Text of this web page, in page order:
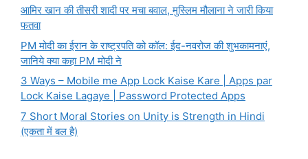
आमिर खान की तीसरी शादी पर मचा बवाल, मुस्लिम मौलाना ने जारी किया
फतवा
PM मोदी का ईरान के राष्ट्रपति को कॉल: ईद-नवरोज की शुभकामनाएं,
जानिये क्या कहा PM मोदी ने
3 Ways – Mobile me App Lock Kaise Kare | Apps par
Lock Kaise Lagaye | Password Protected Apps
7 Short Moral Stories on Unity is Strength in Hindi
(एकता में बल है)